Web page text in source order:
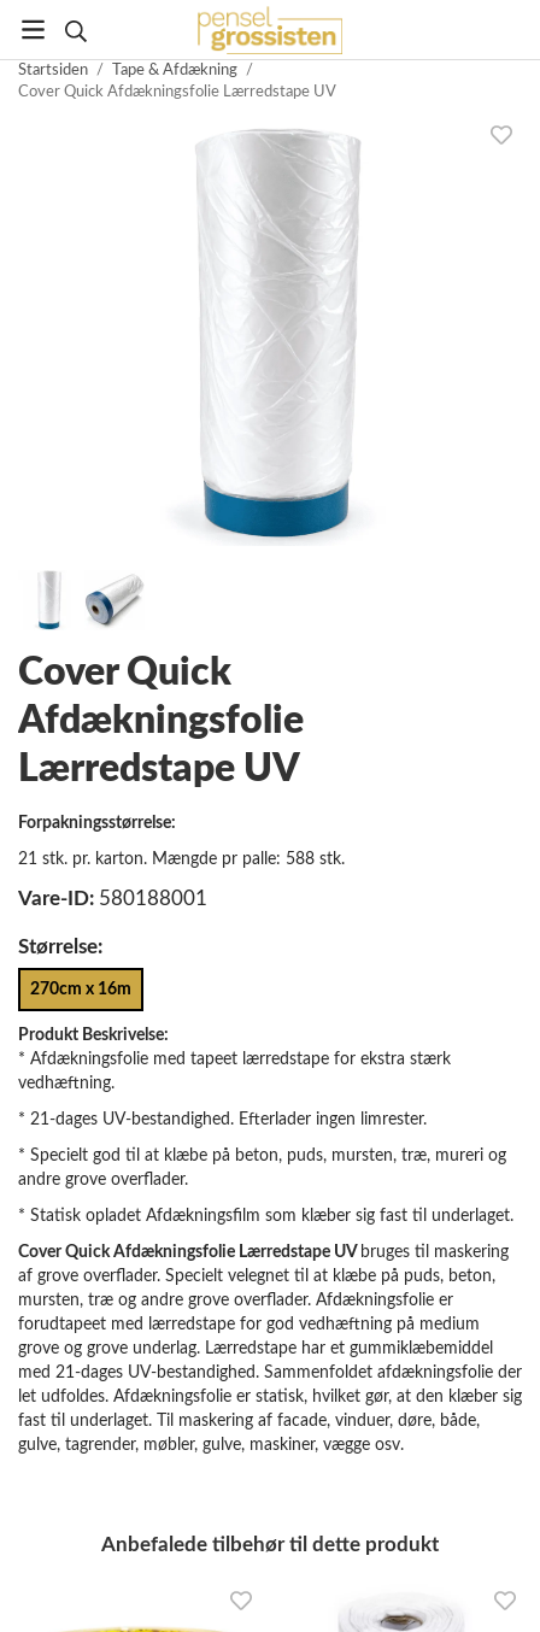
Startsiden / Tape & Afdækning /
Cover Quick Afdækningsfolie Lærredstape UV
Cover Quick
Afdækningsfolie
Lærredstape UV
Forpakningsstørrelse:
21 stk. pr. karton. Mængde pr palle: 588 stk.
Vare-ID: 580188001
Størrelse:
270cm x 16m
Produkt Beskrivelse:
* Afdækningsfolie med tapeet lærredstape for ekstra stærk
vedhæftning.
* 21-dages UV-bestandighed. Efterlader ingen limrester.
* Specielt god til at klæbe på beton, puds, mursten, træ, mureri og
andre grove overflader.
* Statisk opladet Afdækningsfilm som klæber sig fast til underlaget.
Cover Quick Afdækningsfolie Lærredstape UV bruges til maskering
af grove overflader. Specielt velegnet til at klæbe på puds, beton,
mursten, træ og andre grove overflader. Afdækningsfolie er
forudtapeet med lærredstape for god vedhæftning på medium
grove og grove underlag. Lærredstape har et gummiklæbemiddel
med 21-dages UV-bestandighed. Sammenfoldet afdækningsfolie der
let udfoldes. Afdækningsfolie er statisk, hvilket gør, at den klæber sig
fast til underlaget. Til maskering af facade, vinduer, døre, både,
gulve, tagrender, møbler, gulve, maskiner, vægge osv.
Anbefalede tilbehør til dette produkt